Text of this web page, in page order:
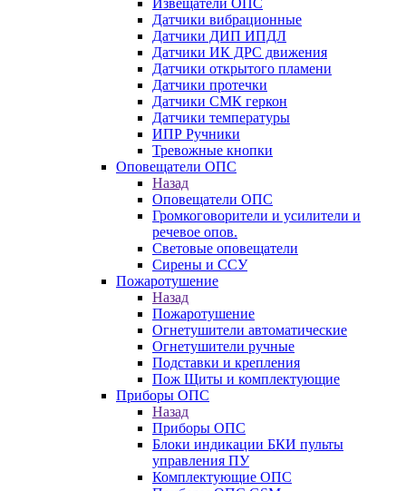
Датчики вибрационные
Датчики ДИП ИПДЛ
Датчики ИК ДРС движения
Датчики открытого пламени
Датчики протечки
Датчики СМК геркон
Датчики температуры
ИПР Ручники
Тревожные кнопки
Оповещатели ОПС
Назад
Оповещатели ОПС
Громкоговорители и усилители и
речевое опов.
Световые оповещатели
Сирены и ССУ
Пожаротушение
Назад
Пожаротушение
Огнетушители автоматические
Огнетушители ручные
Подставки и крепления
Пож Щиты и комплектующие
Приборы ОПС
Назад
Приборы ОПС
Блоки индикации БКИ пульты
управления ПУ
Комплектующие ОПС